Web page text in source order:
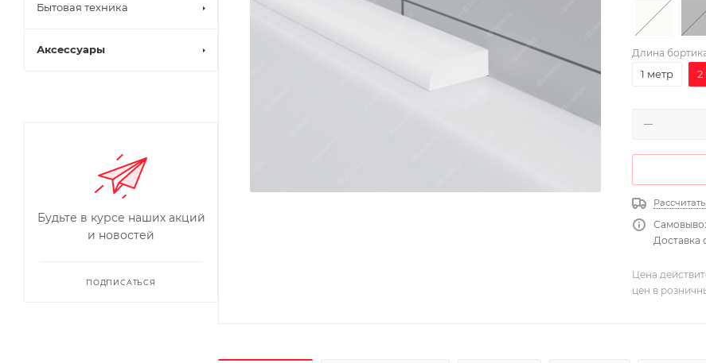
Длина
1 метр 2
Доставка
Цена
цен в
Бытовая техника
Аксессуары
Будьте в курсе наших акций
и новостей
ПОДПИСАТЬСЯ